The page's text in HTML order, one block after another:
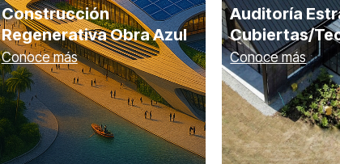
Construcción
Regenerativa Obra Azul
Conoce más
Auditoría
Cubiertas/
Conoce más